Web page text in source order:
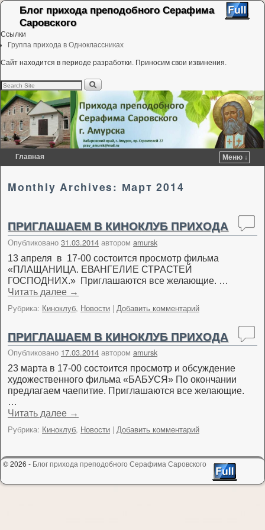
Блог прихода преподобного Серафима
Саровского
Ссылки
Группа прихода в Одноклассниках
Сайт находится в периоде разработки. Приносим свои извинения.
Главная
Меню ↓
Monthly Archives: Март 2014
ПРИГЛАШАЕМ В КИНОКЛУБ ПРИХОДА
Опубликовано 31.03.2014 автором amursk
13 апреля в 17-00 состоится просмотр фильма
«ПЛАЩАНИЦА. ЕВАНГЕЛИЕ СТРАСТЕЙ
ГОСПОДНИХ.» Приглашаются все желающие. …
Читать далее →
Рубрика: Киноклуб, Новости | Добавить комментарий
ПРИГЛАШАЕМ В КИНОКЛУБ ПРИХОДА
Опубликовано 17.03.2014 автором amursk
23 марта в 17-00 состоится просмотр и обсуждение
художественного фильма «БАБУСЯ» По окончании
предлагаем чаепитие. Приглашаются все желающие.
…
Читать далее →
Рубрика: Киноклуб, Новости | Добавить комментарий
© 2026 - Блог прихода преподобного Серафима Саровского